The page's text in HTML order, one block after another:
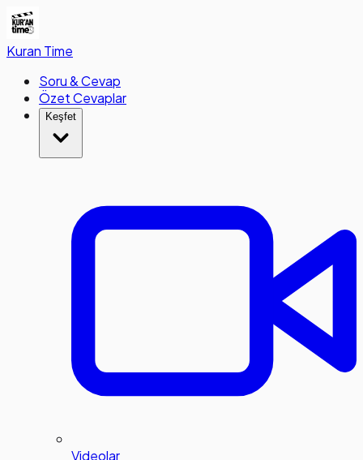
Kuran Time
Soru & Cevap
Özet Cevaplar
Keşfet
Videolar